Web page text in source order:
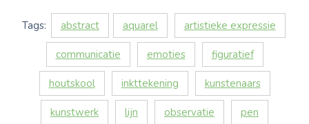
Tags: abstract aquarel artistieke expressie
communicatie emoties figuratief
houtskool inkttekening kunstenaars
kunstwerk lijn observatie pen